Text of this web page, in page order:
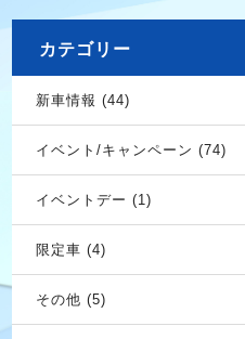
カテゴリー
新車情報 (44)
イベント/キャンペーン (74)
イベントデー (1)
限定車 (4)
その他 (5)